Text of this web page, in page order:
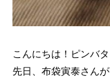
こんにちは！ピンバ
先日、布袋寅泰さん